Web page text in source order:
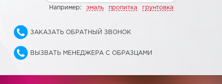
Например: эмаль пропитка грунтовка
ЗАКАЗАТЬ ОБРАТНЫЙ ЗВОНОК
ВЫЗВАТЬ МЕНЕДЖЕРА С ОБРАЗЦАМИ